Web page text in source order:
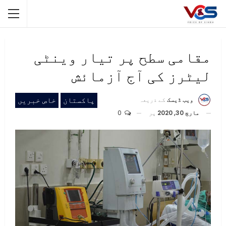
مقامی سطح پر تیار وینٹی
لیٹرز کی آج آزمائش
پاکستان خاص خبریں ویب ڈیسک کے ذریعہ
مارچ 30, 2020
پر